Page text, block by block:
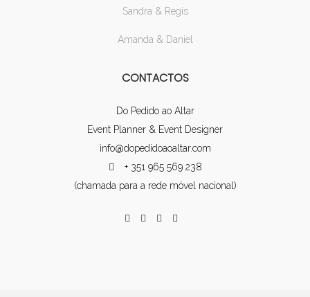
Sandra & Regis
Amanda & Daniel
CONTACTOS
Do Pedido ao Altar
Event Planner & Event Designer
info@dopedidoaoaltar.com
+ 351 965 569 238
(chamada para a rede móvel nacional)